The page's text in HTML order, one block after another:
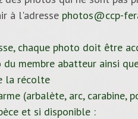
à l'adresse photos@ccp-
chaque photo doit être
du membre abatteur ainsi
la récolte
(arbalète, arc, carabine,
et si disponible :